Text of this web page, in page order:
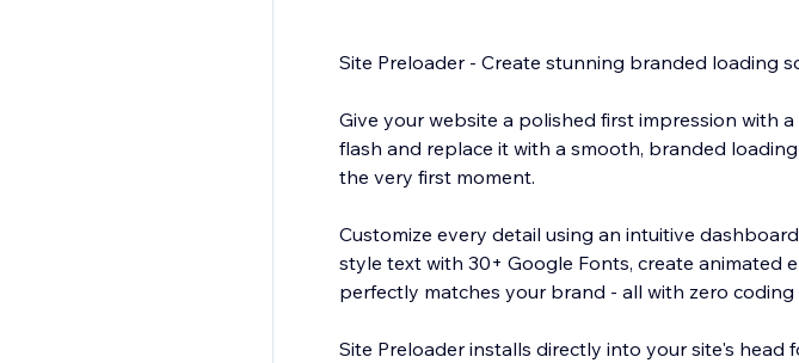
Site Preloader - Create stunning branded loading
Give your website a polished first impression with
flash and replace it with a smooth, branded
the very first moment.
Customize every detail using an intuitive
style text with 30+ Google Fonts, create animated
perfectly matches your brand - all with zero coding
Site Preloader installs directly into your site's head